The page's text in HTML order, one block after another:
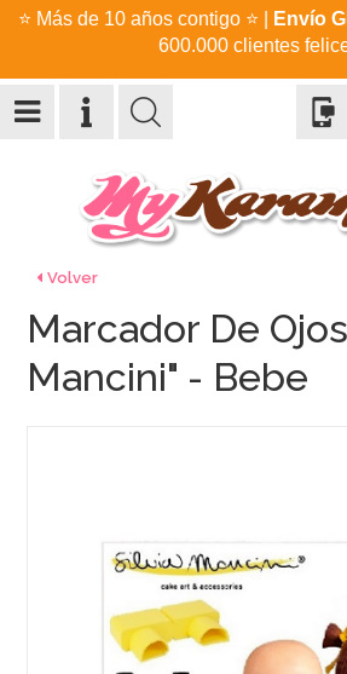
⭐ Más de 10 años contigo ⭐ Envío
600.000 clientes
Volver
Marcador De
Mancini" - Bebe